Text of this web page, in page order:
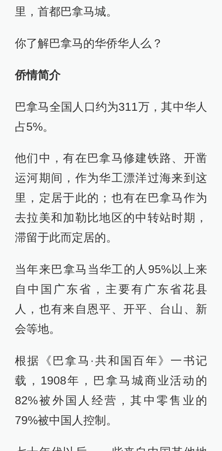
里，首都巴拿马城。
你了解巴拿马的华侨华人么？
侨情简介
巴拿马全国人口约为311万，其中华人
占5%。
他们中，有在巴拿马修建铁路、开凿
运河期间，作为华工漂洋过海来到这
里，定居于此的；也有在巴拿马作为
去拉美和加勒比地区的中转站时期，
滞留于此而定居的。
当年来巴拿马当华工的人95%以上来
自中国广东省，主要有广东省花县
人，也有来自恩平、开平、台山、新
会等地。
根据《巴拿马·共和国百年》一书记
载，1908年，巴拿马城商业活动的
82%被外国人经营，其中零售业的
79%被中国人控制。